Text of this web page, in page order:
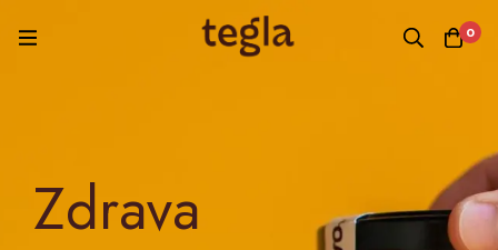
0
Zdrava